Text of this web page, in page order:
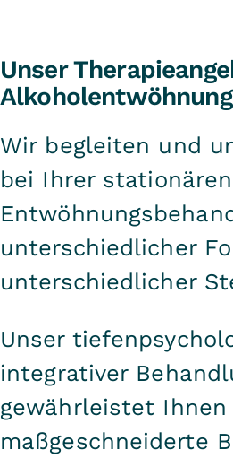
entschiedenem Maß
die Motivation und
Patientinnen und
Möchten Sie nicht
der gleichen Stelle
bedarf es neuer
immer leicht, es
hierbei!
Für eine erfolgreiche
Alkoholentwöhnung
einen die
Unser
Alkoholentwöhnung
Wir begleiten und
bei Ihrer stationären
unterschiedlicher
unterschiedlicher
Unser
integrativer
gewährleistet Ihnen
maßgeschneiderte